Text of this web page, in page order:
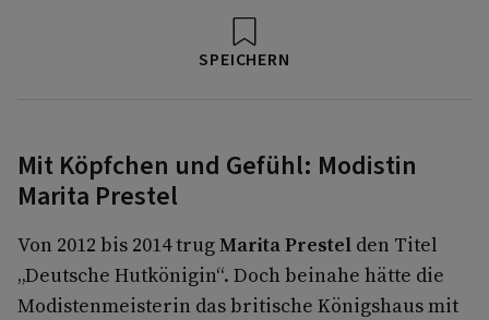
SPEICHERN
Mit Köpfchen und Gefühl: Modistin
Marita Prestel
Von 2012 bis 2014 trugMarita Prestel den Titel
„Deutsche Hutkönigin“. Doch beinahe hätte die
Modistenmeisterin das britische Königshaus mit